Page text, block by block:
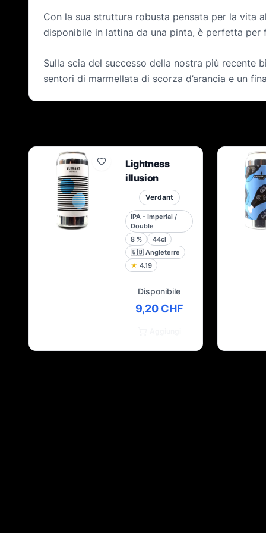
Con la sua struttura robusta pensata per la vita
disponibile in lattina da una pinta, è perfetta
Sulla scia del successo della nostra più recente
sentori di marmellata di scorza d’arancia e un
Lightness
illusion
Verdant
IPA - Imperial /
Double
8 %
44cl
🇬🇧 Angleterre
★ 4.19
Disponibile
9,20 CHF